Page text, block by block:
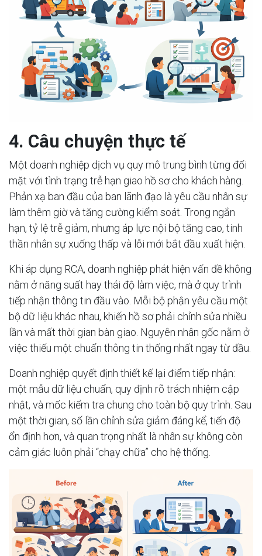
4. Câu chuyện thực tế
Một doanh nghiệp dịch vụ quy mô trung bình từng đối
mặt với tình trạng trễ hạn giao hồ sơ cho khách hàng.
Phản xạ ban đầu của ban lãnh đạo là yêu cầu nhân sự
làm thêm giờ và tăng cường kiểm soát. Trong ngắn
hạn, tỷ lệ trễ giảm, nhưng áp lực nội bộ tăng cao, tinh
thần nhân sự xuống thấp và lỗi mới bắt đầu xuất hiện.
Khi áp dụng RCA, doanh nghiệp phát hiện vấn đề không
nằm ở năng suất hay thái độ làm việc, mà ở quy trình
tiếp nhận thông tin đầu vào. Mỗi bộ phận yêu cầu một
bộ dữ liệu khác nhau, khiến hồ sơ phải chỉnh sửa nhiều
lần và mất thời gian bàn giao. Nguyên nhân gốc nằm ở
việc thiếu một chuẩn thông tin thống nhất ngay từ đầu.
Doanh nghiệp quyết định thiết kế lại điểm tiếp nhận:
một mẫu dữ liệu chuẩn, quy định rõ trách nhiệm cập
nhật, và mốc kiểm tra chung cho toàn bộ quy trình. Sau
một thời gian, số lần chỉnh sửa giảm đáng kể, tiến độ
ổn định hơn, và quan trọng nhất là nhân sự không còn
cảm giác luôn phải “chạy chữa” cho hệ thống.